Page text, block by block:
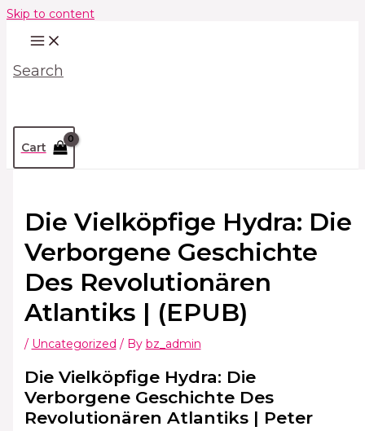
Skip to content
Search
Cart
Die Vielköpfige Hydra: Die
Verborgene Geschichte
Des Revolutionären
Atlantiks | (EPUB)
/ Uncategorized / By bz_admin
Die Vielköpfige Hydra: Die
Verborgene Geschichte Des
Revolutionären Atlantiks | Peter